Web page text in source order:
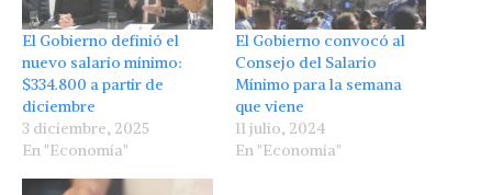
El Gobierno definió el
nuevo salario mínimo:
$334.800 a partir de
diciembre
3 diciembre, 2025
En "Economía"
El Gobierno convocó al
Consejo del Salario
Mínimo para la semana
que viene
11 julio, 2024
En "Economía"